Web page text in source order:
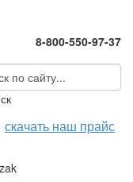
8-800-550-97-37
скачать наш прайс